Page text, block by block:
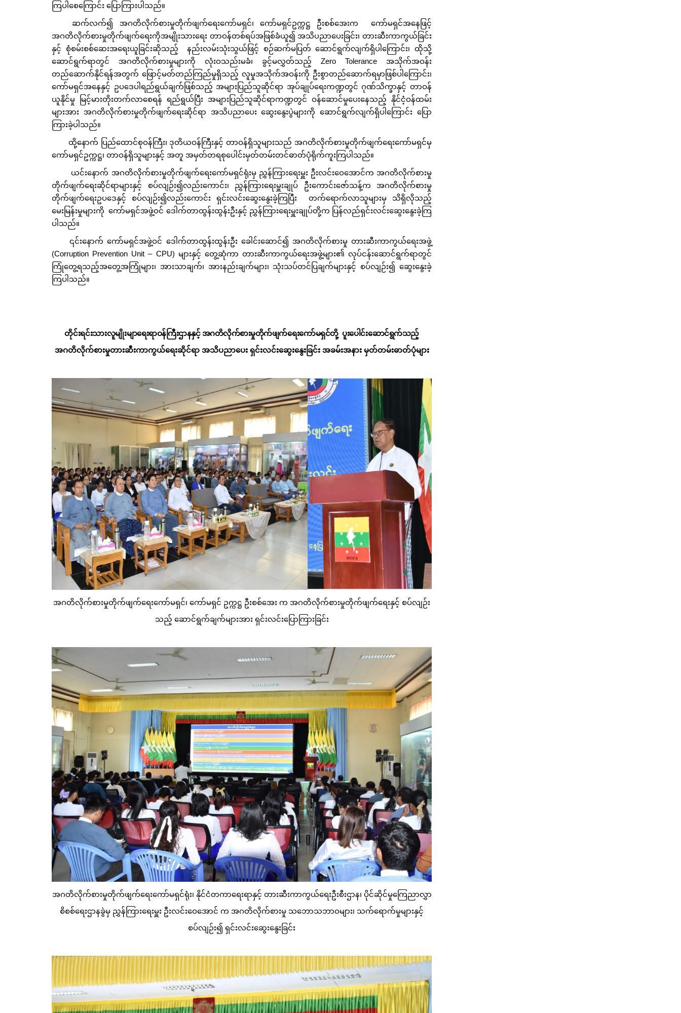
ကြပါစေကြောင်း ပြောကြားပါသည်။
ဆက်လက်၍ အဂတိလိုက်စားမှုတိုက်ဖျက်ရေးကော်မရှင်၊ ကော်မရှင်ဥက္ကဋ္ဌ ဦးစစ်အေးက ကော်မရှင်အနေဖြင့်
အဂတိလိုက်စားမှုတိုက်ဖျက်ရေးကိုအမျိုးသားရေး တာဝန်တစ်ရပ်အဖြစ်ခံယူ၍ အသိပညာပေးခြင်း၊ တားဆီးကာကွယ်ခြင်း
နှင့် စုံစမ်းစစ်ဆေးအရေးယူခြင်းဆိုသည့် နည်းလမ်းသုံးသွယ်ဖြင့် စဉ်ဆက်မပြတ် ဆောင်ရွက်လျက်ရှိပါကြောင်း၊ ထိုသို့
ဆောင်ရွက်ရာတွင် အဂတိလိုက်စားမှုများကို လုံးဝသည်းမခံ၊ ခွင့်မလွှတ်သည့် Zero Tolerance အသိုက်အဝန်း
တည်ဆောက်နိုင်ရန်အတွက် ဖြောင့်မတ်တည်ကြည်မှုရှိသည့် လူမှုအသိုက်အဝန်းကို ဦးစွာတည်ဆောက်ရမှာဖြစ်ပါကြောင်း၊
ကော်မရှင်အနေနှင့် ဥပဒေပါရည်ရွယ်ချက်ဖြစ်သည့် အများပြည်သူဆိုင်ရာ အုပ်ချုပ်ရေးကဏ္ဍတွင် ဂုဏ်သိက္ခာနှင့် တာဝန်
ယူနိုင်မှု မြင့်မားတိုးတက်လာစေရန် ရည်ရွယ်ပြီး အများပြည်သူဆိုင်ရာကဏ္ဍတွင် ဝန်ဆောင်မှုပေးနေသည့် နိုင်ငံ့ဝန်ထမ်း
များအား အဂတိလိုက်စားမှုတိုက်ဖျက်ရေးဆိုင်ရာ အသိပညာပေး ဆွေးနွေးပွဲများကို ဆောင်ရွက်လျက်ရှိပါကြောင်း ပြော
ကြားခဲ့ပါသည်။
ထို့နောက် ပြည်ထောင်စုဝန်ကြီး၊ ဒုတိယဝန်ကြီးနှင့် တာဝန်ရှိသူများသည် အဂတိလိုက်စားမှုတိုက်ဖျက်ရေးကော်မရှင်မှ
ကော်မရှင်ဥက္ကဋ္ဌ၊ တာဝန်ရှိသူများနှင့် အတူ အမှတ်တရစုပေါင်းမှတ်တမ်းတင်ဓာတ်ပုံရိုက်ကူးကြပါသည်။
ယင်းနောက် အဂတိလိုက်စားမှုတိုက်ဖျက်ရေးကော်မရှင်ရုံးမှ ညွှန်ကြားရေးမှူး ဦးလင်းဝေအောင်က အဂတိလိုက်စားမှု
တိုက်ဖျက်ရေးဆိုင်ရာများနှင့် စပ်လျဉ်း၍လည်းကောင်း၊ ညွှန်ကြားရေးမှူးချုပ် ဦးကောင်းဇော်သန့်က အဂတိလိုက်စားမှု
တိုက်ဖျက်ရေးဥပဒေနှင့် စပ်လျဉ်း၍လည်းကောင်း ရှင်းလင်းဆွေးနွေးခဲ့ကြပြီး တက်ရောက်လာသူများမှ သိရှိလိုသည့်
မေးမြန်းမှုများကို ကော်မရှင်အဖွဲ့ဝင် ဒေါက်တာထွန်းထွန်းဦးနှင့် ညွှန်ကြားရေးမှူးချုပ်တို့က ပြန်လည်ရှင်းလင်းဆွေးနွေးခဲ့ကြ
ပါသည်။
၎င်းနောက် ကော်မရှင်အဖွဲ့ဝင် ဒေါက်တာထွန်းထွန်းဦး ခေါင်းဆောင်၍ အဂတိလိုက်စားမှု တားဆီးကာကွယ်ရေးအဖွဲ့
(Corruption Prevention Unit – CPU) များနှင့် တွေ့ဆုံကာ တားဆီးကာကွယ်ရေးအဖွဲ့များ၏ လုပ်ငန်းဆောင်ရွက်ရာတွင်
ကြုံတွေ့ရသည့်အတွေ့အကြုံများ၊ အားသာချက်၊ အားနည်းချက်များ၊ သုံးသပ်တင်ပြချက်များနှင့် စပ်လျဉ်း၍ ဆွေးနွေးခဲ့
ကြပါသည်။
တိုင်းရင်းသားလူမျိုးမျာရေးရာဝန်ကြီးဌာနနှင့် အဂတိလိုက်စားမှုတိုက်ဖျက်ရေးကော်မရှင်တို့ ပူးပေါင်းဆောင်ရွက်သည့်
အဂတိလိုက်စားမှုတားဆီးကာကွယ်ရေးဆိုင်ရာ အသိပညာပေး ရှင်းလင်းဆွေးနွေးခြင်း အခမ်းအနား မှတ်တမ်းဓာတ်ပုံများ
အဂတိလိုက်စားမှုတိုက်ဖျက်ရေးကော်မရှင်၊ ကော်မရှင် ဥက္ကဋ္ဌ ဦးစစ်အေး က အဂတိလိုက်စားမှုတိုက်ဖျက်ရေးနှင့် စပ်လျဉ်း
သည့် ဆောင်ရွက်ချက်များအား ရှင်းလင်းပြောကြားခြင်း
အဂတိလိုက်စားမှုတိုက်ဖျက်ရေးကော်မရှင်ရုံး၊ နိုင်ငံတကာရေးရာနှင့် တားဆီးကာကွယ်ရေးဦးစီးဌာန၊ ပိုင်ဆိုင်မှုကြေညာလွှာ
စိစစ်ရေးဌာနခွဲမှ ညွှန်ကြားရေးမှူး ဦးလင်းဝေအောင် က အဂတိလိုက်စားမှု သဘောသဘာဝများ၊ သက်ရောက်မှုများနှင့်
စပ်လျဉ်း၍ ရှင်းလင်းဆွေးနွေးခြင်း